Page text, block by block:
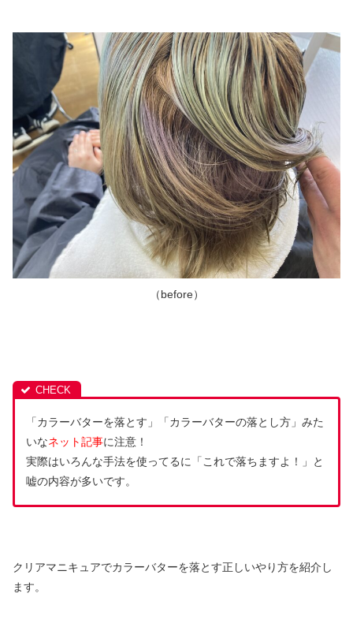
（before）
「カラーバターを落とす」「カラーバターの落とし方」みた
いなネット記事に注意！
実際はいろんな手法を使ってるに「これで落ちますよ！」と
嘘の内容が多いです。
クリアマニキュアでカラーバターを落とす正しいやり方を紹介し
ます。